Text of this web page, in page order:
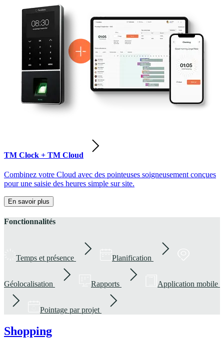
TM Clock + TM Cloud
Combinez votre Cloud avec des pointeuses soigneusement conçues
pour une saisie des heures simple sur site.
En savoir plus
Fonctionnalités
Temps et présence Planification
Géolocalisation Rapports Application mobile
Pointage par projet
Shopping